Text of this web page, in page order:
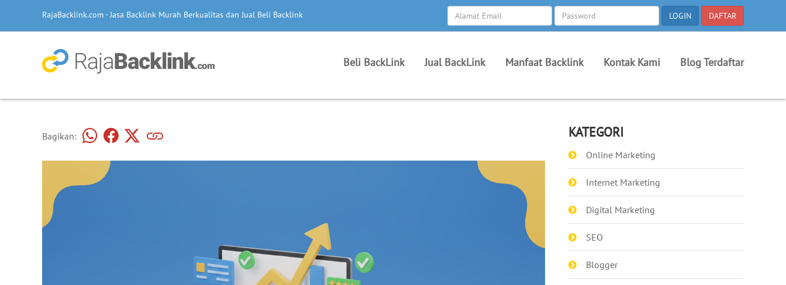
RajaBacklink.com - Jasa Backlink Murah Berkualitas dan Jual Beli Backlink
Beli BackLink Jual BackLink Manfaat Backlink Kontak Kami Blog Terdaftar
Bagikan: KATEGORI
Online Marketing
Internet Marketing
Digital Marketing
SEO
Blogger